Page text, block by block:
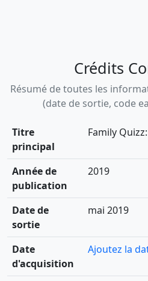
Crédits
Résumé de toutes les
(date de sortie, code
Titre
principal
Family
Année de
publication
2019
Date de
sortie
mai 2019
Date
d'acquisition
Ajoutez la